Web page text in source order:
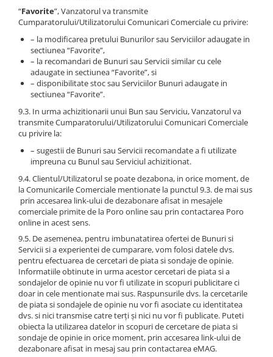
“Favorite”, Vanzatorul va transmite
Cumparatorului/Utilizatorului Comunicari Comerciale cu privire:
– la modificarea pretului Bunurilor sau Serviciilor adaugate in
sectiunea “Favorite”,
– la recomandari de Bunuri sau Servicii similar cu cele
adaugate in sectiunea “Favorite”, si
– disponibilitate stoc sau Serviciilor Bunuri adaugate in
sectiunea “Favorite”.
9.3. In urma achizitionarii unui Bun sau Serviciu, Vanzatorul va
transmite Cumparatorului/Utilizatorului Comunicari Comerciale
cu privire la:
– sugestii de Bunuri sau Servicii recomandate a fi utilizate
impreuna cu Bunul sau Serviciul achizitionat.
9.4. Clientul/Utilizatorul se poate dezabona, in orice moment, de
la Comunicarile Comerciale mentionate la punctul 9.3. de mai sus
prin accesarea link-ului de dezabonare afisat in mesajele
comerciale primite de la Poro online sau prin contactarea Poro
online in acest sens.
9.5. De asemenea, pentru imbunatatirea ofertei de Bunuri si
Servicii si a experientei de cumparare, vom folosi datele dvs.
pentru efectuarea de cercetari de piata si sondaje de opinie.
Informatiile obtinute in urma acestor cercetari de piata si a
sondajelor de opinie nu vor fi utilizate in scopuri publicitare ci
doar in cele mentionate mai sus. Raspunsurile dvs. la cercetarile
de piata si sondajele de opinie nu vor fi asociate cu identitatea
dvs. si nici transmise catre terți și nici nu vor fi publicate. Puteti
obiecta la utilizarea datelor in scopuri de cercetare de piata si
sondaje de opinie in orice moment, prin accesarea link-ului de
dezabonare afisat in mesaj sau prin contactarea eMAG.